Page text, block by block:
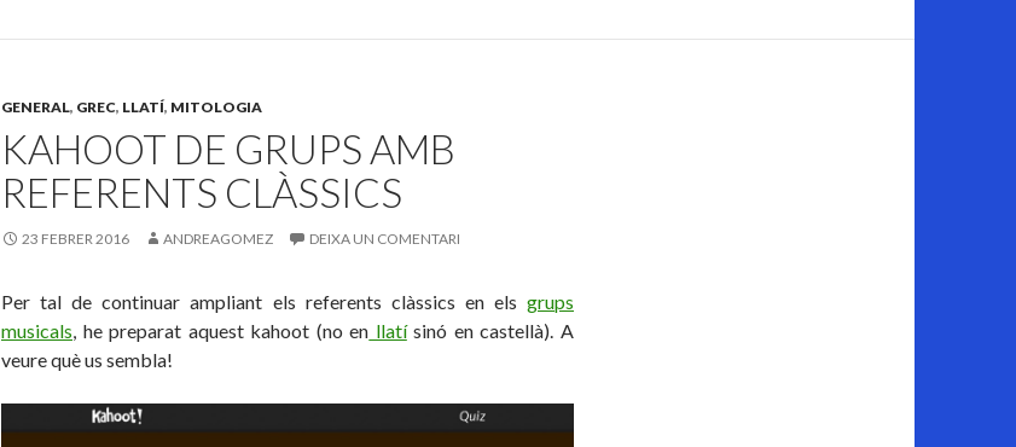
GENERAL, GREC, LLATÍ, MITOLOGIA
KAHOOT DE GRUPS AMB
REFERENTS CLÀSSICS
23 FEBRER 2016 ANDREAGOMEZ DEIXA UN COMENTARI
Per tal de continuar ampliant els referents clàssics en els grups
musicals, he preparat aquest kahoot (no en llatísinó en castellà). A
veure què us sembla!